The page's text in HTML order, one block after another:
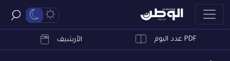
PDF عدد اليوم الأرشيف